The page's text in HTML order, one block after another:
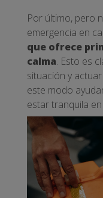
Por último, pero
emergencia en
que ofrece
calma. Esto es
situación y
este modo
estar tranquila